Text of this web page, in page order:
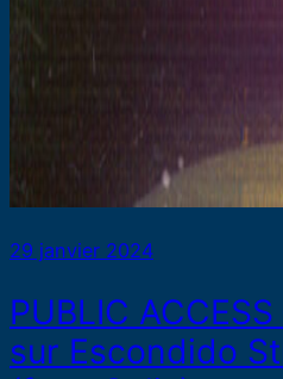
29 janvier 2024
PUBLIC
sur Escondido